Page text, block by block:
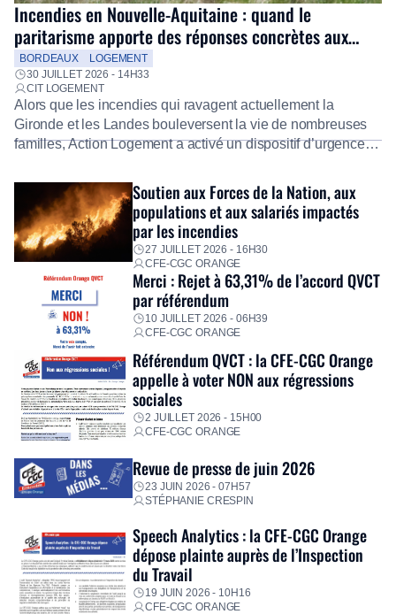
Incendies en Nouvelle-Aquitaine : quand le
paritarisme apporte des réponses concrètes aux
salariés
BORDEAUX
LOGEMENT
30 JUILLET 2026 - 14H33
CIT LOGEMENT
Alors que les incendies qui ravagent actuellement la
Gironde et les Landes bouleversent la vie de nombreuses
familles, Action Logement a activé un dispositif d’urgence
Fidèle à sa mission d’utilité sociale, le Groupe mobilise
immédiatement ses équipes afin de proposer un diagnostic
personnalisé, des aides financières pour faire face aux
premières dépenses, […]
Soutien aux Forces de la Nation, aux
populations et aux salariés impactés
par les incendies
27 JUILLET 2026 - 16H30
CFE-CGC ORANGE
Merci : Rejet à 63,31% de l’accord QVCT
par référendum
10 JUILLET 2026 - 06H39
CFE-CGC ORANGE
Référendum QVCT : la CFE-CGC Orange
appelle à voter NON aux régressions
sociales
2 JUILLET 2026 - 15H00
CFE-CGC ORANGE
Revue de presse de juin 2026
23 JUIN 2026 - 07H57
STÉPHANIE CRESPIN
Speech Analytics : la CFE-CGC Orange
dépose plainte auprès de l’Inspection
du Travail
19 JUIN 2026 - 10H16
CFE-CGC ORANGE